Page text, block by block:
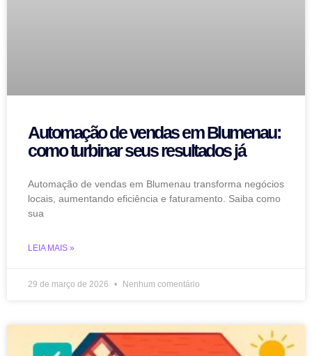
Automação de vendas em Blumenau:
como turbinar seus resultados já
Automação de vendas em Blumenau transforma negócios
locais, aumentando eficiência e faturamento. Saiba como
sua
LEIA MAIS »
29 de março de 2026 Nenhum comentário